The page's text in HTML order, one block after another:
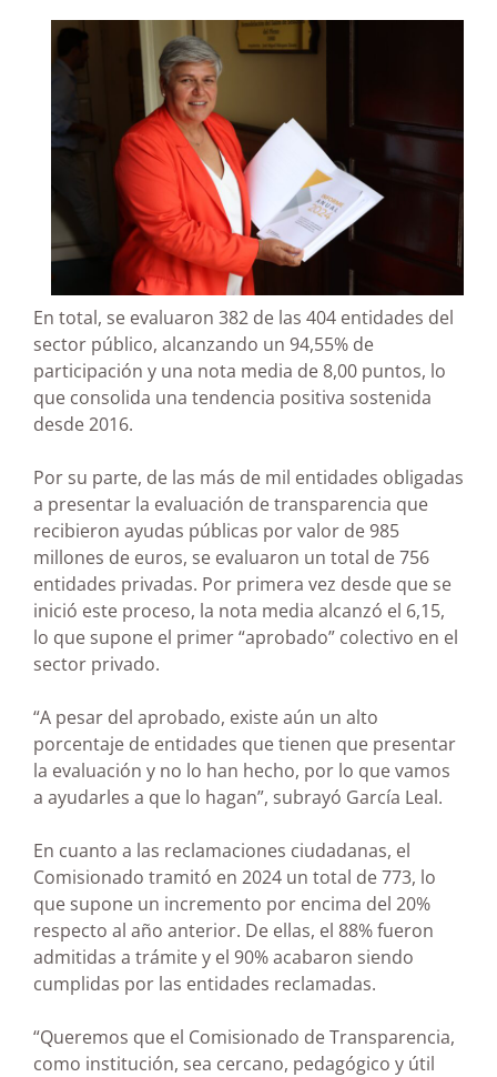
En total, se evaluaron 382 de las 404 entidades del
sector público, alcanzando un 94,55% de
participación y una nota media de 8,00 puntos, lo
que consolida una tendencia positiva sostenida
desde 2016.
Por su parte, de las más de mil entidades obligadas
a presentar la evaluación de transparencia que
recibieron ayudas públicas por valor de 985
millones de euros, se evaluaron un total de 756
entidades privadas. Por primera vez desde que se
inició este proceso, la nota media alcanzó el 6,15,
lo que supone el primer “aprobado” colectivo en el
sector privado.
“A pesar del aprobado, existe aún un alto
porcentaje de entidades que tienen que presentar
la evaluación y no lo han hecho, por lo que vamos
a ayudarles a que lo hagan”, subrayó García Leal.
En cuanto a las reclamaciones ciudadanas, el
Comisionado tramitó en 2024 un total de 773, lo
que supone un incremento por encima del 20%
respecto al año anterior. De ellas, el 88% fueron
admitidas a trámite y el 90% acabaron siendo
cumplidas por las entidades reclamadas.
“Queremos que el Comisionado de Transparencia,
como institución, sea cercano, pedagógico y útil